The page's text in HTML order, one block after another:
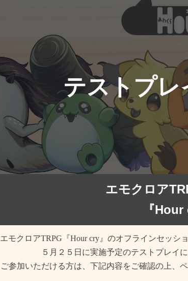
テストプレ
エモクロア
『Hour
エモクロアTRPG『Hour cry』のオフラインセッシ
５月２５日に実施予定のテストプレイ
ご参加いただける方は、下記内容をご確認の上、